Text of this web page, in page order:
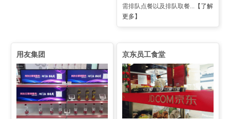
需排队点餐以及排队取餐...
【了解
更多】
用友集团 京东员工食堂